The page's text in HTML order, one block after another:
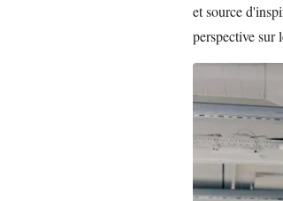
et source
perspective sur